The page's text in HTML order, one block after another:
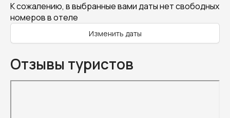
К сожалению, в выбранные вами даты нет свободных
номеров в отеле
Изменить даты
Отзывы туристов